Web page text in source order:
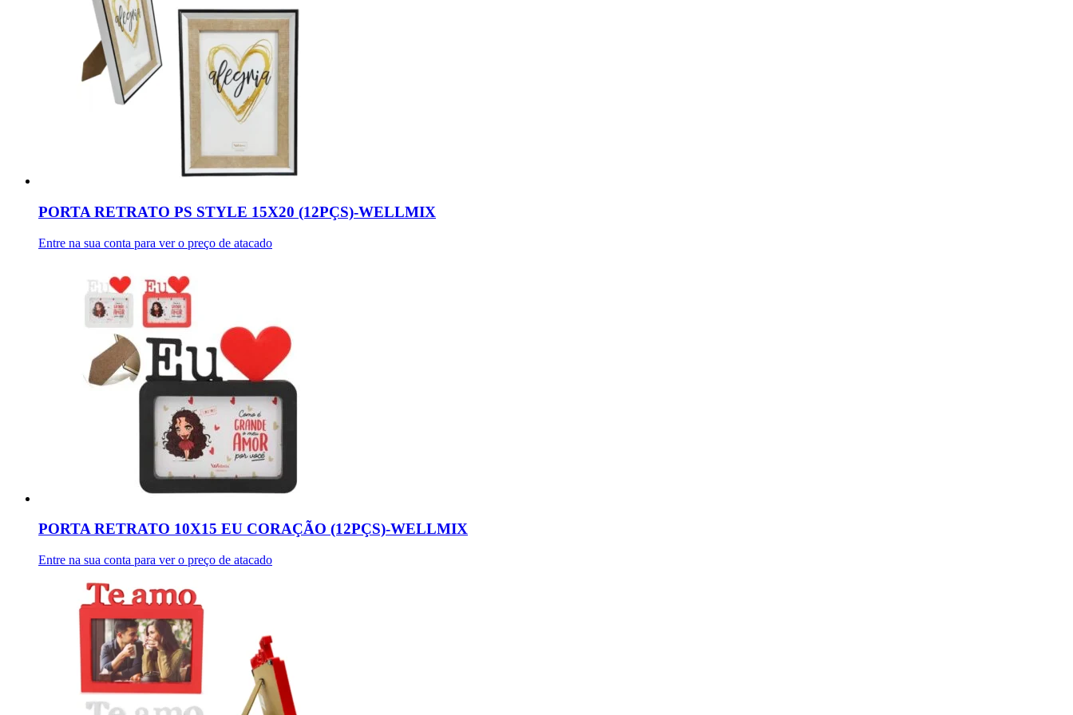
PORTA RETRATO PS STYLE 15X20 (12PÇS)-WELLMIX
Entre na sua conta para ver o preço de atacado
PORTA RETRATO 10X15 EU CORAÇÃO (12PÇS)-WELLMIX
Entre na sua conta para ver o preço de atacado